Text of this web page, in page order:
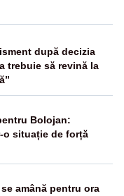
după decizia
trebuie să revină la
Bolojan:
o situație de forță
amână pentru ora